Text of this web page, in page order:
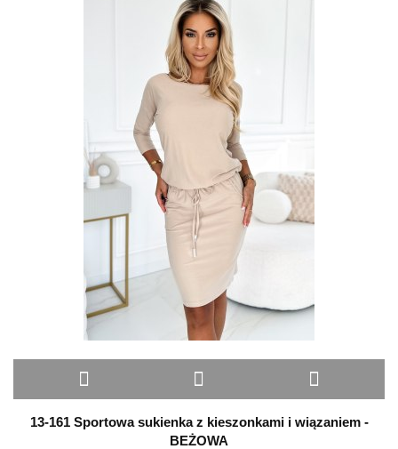
13-161 Sportowa sukienka z kieszonkami i wiązaniem -
BEŻOWA